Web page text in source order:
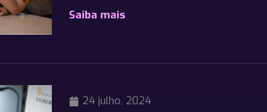
Saiba mais
24 julho, 2024